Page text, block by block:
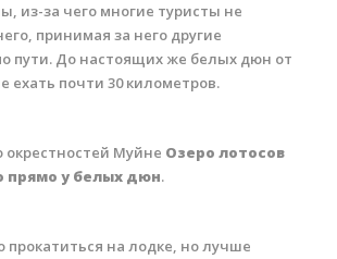
из-за чего многие туристы не
принимая за него другие
пути. До настоящих же белых дюн от
ехать почти 30 километров.
Муйне Озеро лотосов
прямо у белых дюн.
прокатиться на лодке, но лучше